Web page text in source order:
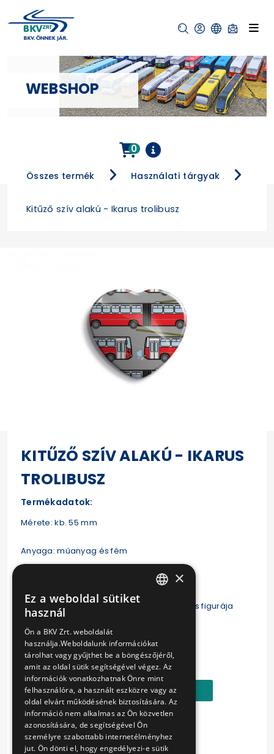
WEBSHOP
Összes termék Használati tárgyak
Kitűző szív alakú - Ikarus trolibusz
0
KITŰZŐ SZÍV ALAKÚ - IKARUS
TROLIBUSZ
Termékadatok:
Mérete: kb. 55 mm
Anyaga: műanyag és fém
Az ikonikus Ikarus 280T típus rajzolt, kedves figurája
Ár:
990 Ft
Kosárba
×
Ez a weboldal sütiket
használ
Ön a BKV Zrt. weboldalát
használja.Weboldalunk információkat
tárolhat vagy gyűjthet be a böngészőjéről,
amit az oldal sütik segítségével végez. Az
információk vonatkozhatnak Önre mint
felhasználóra, a használt eszközre vagy az
oldal elvárt működésének biztosítására. Az
információ nem alkalmas az Ön közvetlen
azonosítására, de segítségével Ön
személyre szabottabb internetélményhez
jut. Ön dönti el, hogy engedélyezi-e sütik